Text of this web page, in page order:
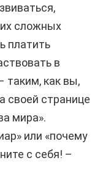
сложных
платить
в
таким, как вы,
своей странице
мира».
или «почему
с себя! –